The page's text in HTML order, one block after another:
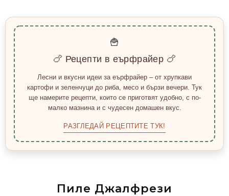
🍟
🍗 Рецепти в еърфрайер 🍗
Лесни и вкусни идеи за еърфрайер – от хрупкави
картофи и зеленчуци до риба, месо и бързи вечери. Тук
ще намерите рецепти, които се приготвят удобно, с по-
малко мазнина и с чудесен домашен вкус.
РАЗГЛЕДАЙ РЕЦЕПТИТЕ ТУК!
Пиле Джалфрези